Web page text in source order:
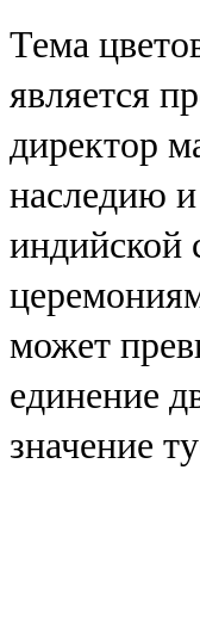
Тема
является
директор
наследию
индийской
может
единение
значение